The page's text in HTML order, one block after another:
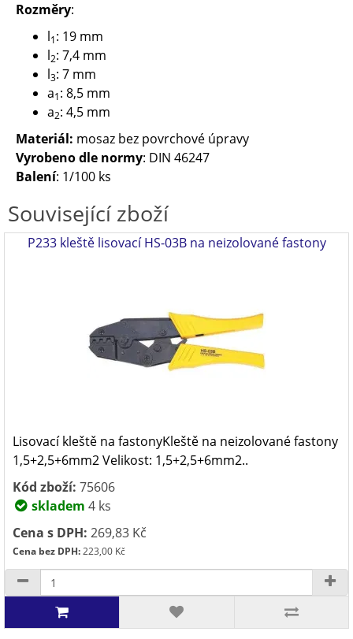
Rozměry:
l1: 19 mm
l2: 7,4 mm
l3: 7 mm
a1: 8,5 mm
a2: 4,5 mm
Materiál: mosaz bez povrchové úpravy
Vyrobeno dle normy: DIN 46247
Balení: 1/100 ks
Související zboží
P233 kleště lisovací HS-03B na neizolované fastony
Lisovací kleště na fastonyKleště na neizolované fastony
1,5+2,5+6mm2 Velikost: 1,5+2,5+6mm2..
Kód zboží: 75606
skladem 4 ks
Cena s DPH: 269,83 Kč
Cena bez DPH:223,00 Kč